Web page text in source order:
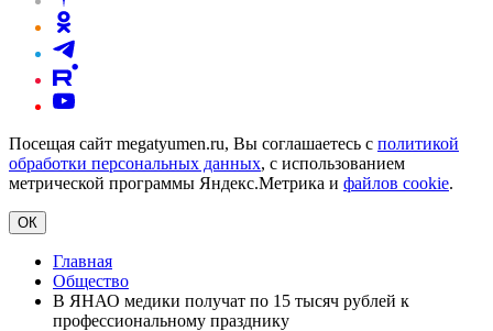
Посещая сайт megatyumen.ru, Вы соглашаетесь с политикой
обработки персональных данных, с использованием
метрической программы Яндекс.Метрика и файлов cookie.
ОК
Главная
Общество
В ЯНАО медики получат по 15 тысяч рублей к
профессиональному празднику